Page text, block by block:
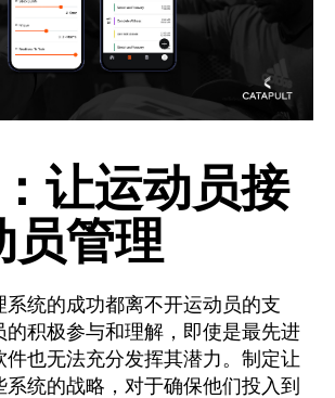
让运动员接
员管理
系统的成功都离不开运动员的支
的积极参与和理解，即使是最先进
件也无法充分发挥其潜力。制定让
统的战略，对于确保他们投入到